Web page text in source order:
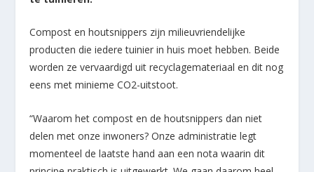
Compost en houtsnippers zijn milieuvriendelijke
producten die iedere tuinier in huis moet hebben. Beide
worden ze vervaardigd uit recyclagemateriaal en dit nog
eens met minieme CO2-uitstoot.
“Waarom het compost en de houtsnippers dan niet
delen met onze inwoners? Onze administratie legt
momenteel de laatste hand aan een nota waarin dit